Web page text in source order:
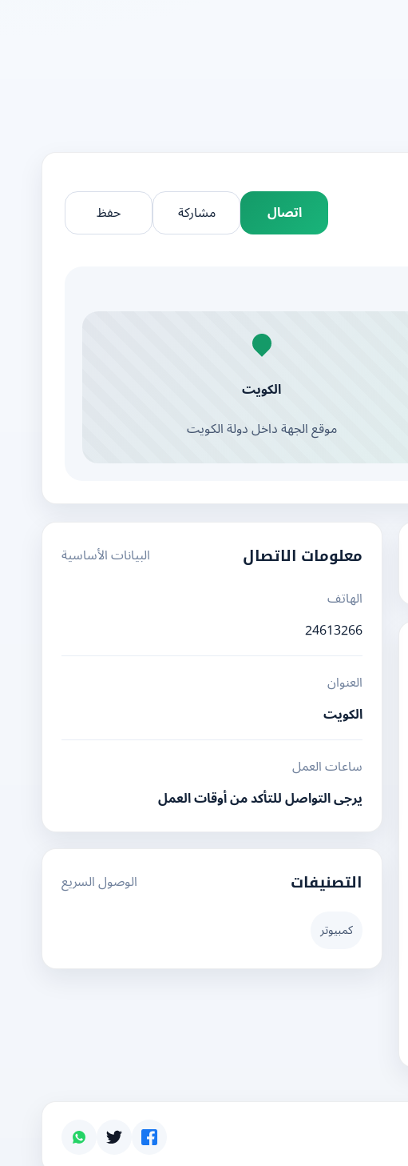
اتصال مشاركة حفظ
الكويت
موقع الجهة داخل دولة الكويت
معلومات الاتصال
البيانات الأساسية
الهاتف
24613266
العنوان
الكويت
ساعات العمل
يرجى التواصل للتأكد من أوقات العمل
التصنيفات الوصول السريع
كمبيوتر